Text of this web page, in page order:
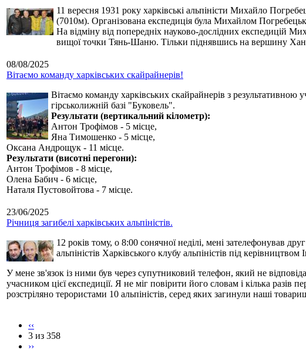
11 вересня 1931 року харківські альпіністи Михайло
(7010м). Організована експедиція була Михайлом
На відміну від попередніх науково-дослідних експедицій
вищої точки Тянь-Шаню. Тільки піднявшись на вершину
08/08/2025
Вітаємо команду харківських скайрайнерів!
Вітаємо команду харківських скайрайнерів з
гірськолижній базі "Буковель".
Результати (вертикальний кілометр):
Антон Трофімов - 5 місце,
Яна Тимошенко - 5 місце,
Оксана Андрощук - 11 місце.
Результати (висотні перегони):
Антон Трофімов - 8 місце,
Олена Бабич - 6 місце,
Наталя Пустовойтова - 7 місце.
23/06/2025
Річниця загибелі харківських альпіністів.
12 років тому, о 8:00 сонячної неділі, мені зателефонував
альпіністів Харківського клубу альпіністів під керівництвом
У мене зв'язок із ними був через супутниковий телефон, який не
учасником цієї експедиції. Я не міг повірити його словам і кілька
розстріляно терористами 10 альпіністів, серед яких загинули наші
‹‹
3 из 358
››